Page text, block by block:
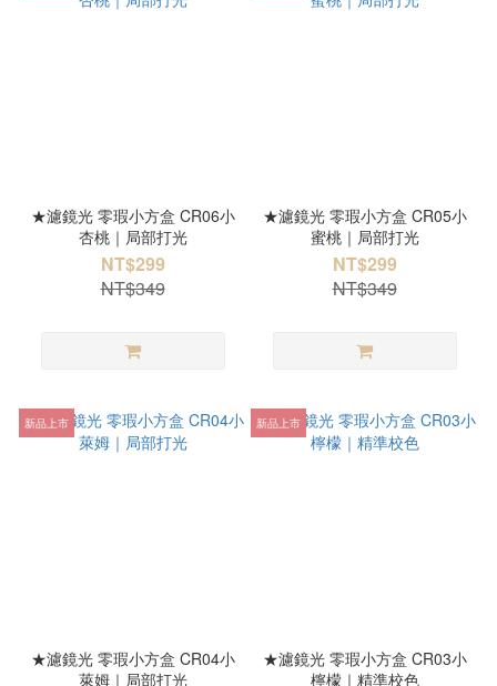
★濾鏡光 零瑕小方盒 CR06小
杏桃｜局部打光
NT$299
NT$349
★濾鏡光 零瑕小方盒 CR05小
蜜桃｜局部打光
NT$299
NT$349
新品上市
★濾鏡光 零瑕小方盒 CR04小
萊姆｜局部打光
新品上市
★濾鏡光 零瑕小方盒 CR03小
檸檬｜精準校色